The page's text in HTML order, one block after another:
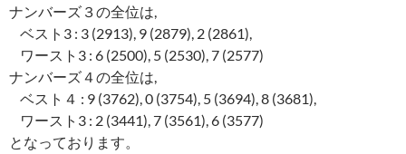
ナンバーズ３の全位は,
ベスト3 : 3 (2913), 9 (2879), 2 (2861),
ワースト3 : 6 (2500), 5 (2530), 7 (2577)
ナンバーズ４の全位は,
ベスト４ : 9 (3762), 0 (3754), 5 (3694), 8 (3681),
ワースト3 : 2 (3441), 7 (3561), 6 (3577)
となっております。